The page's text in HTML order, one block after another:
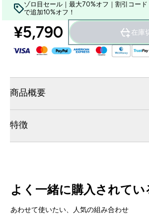
ゾロ目セール｜最大70%オフ｜割引コー
で追加10%オフ！
¥5,790‎ 在庫
商品概要
特徴
よく一緒に購入されてい
あわせて使いたい、人気の組み合わせ